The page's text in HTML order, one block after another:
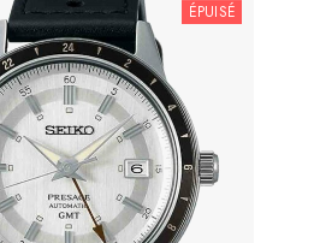
ÉPUISÉ